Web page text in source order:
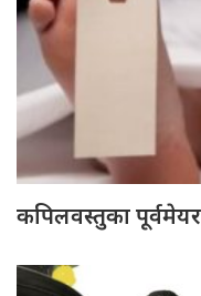
कपिलवस्तुका